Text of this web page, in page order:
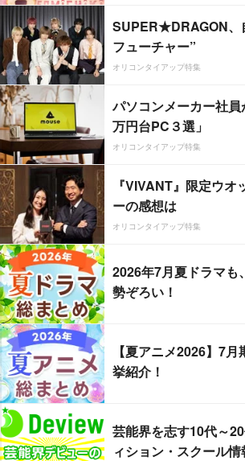
SUPER★DRAGON、
フューチャー”
オリコンタイアップ特集
パソコンメーカー社
万円台PC３選」
オリコンタイアップ特集
『VIVANT』限定ウ
ーの感想は
オリコンタイアップ特集
2026年7月夏ドラマも
勢ぞろい！
【夏アニメ2026】7
挙紹介！
芸能界を志す10代～
ィション・スクール